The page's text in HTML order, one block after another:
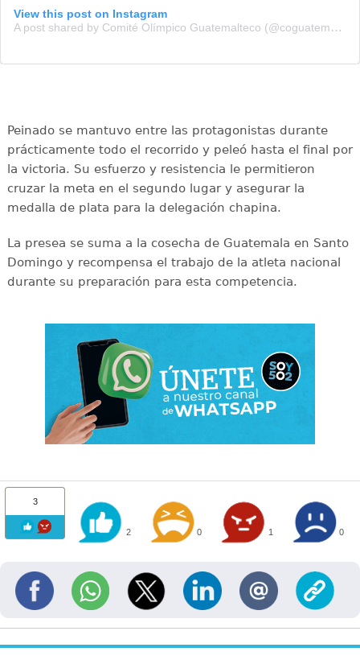
View this post on Instagram
A post shared by Comité Olímpico Guatemalteco (@coguatemalteco)
Peinado se mantuvo entre las protagonistas durante
prácticamente todo el recorrido y peleó hasta el final por
la victoria. Su esfuerzo y resistencia le permitieron
cruzar la meta en el segundo lugar y asegurar la
medalla de plata para la delegación chapina.
La presea se suma a la cosecha de Guatemala en Santo
Domingo y recompensa el trabajo de la atleta nacional
durante su preparación para esta competencia.
3
2 0 1 0